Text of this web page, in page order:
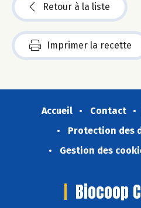
Retour à la liste
Imprimer la recette
Accueil Contact
Protection des
Gestion des
Biocoop